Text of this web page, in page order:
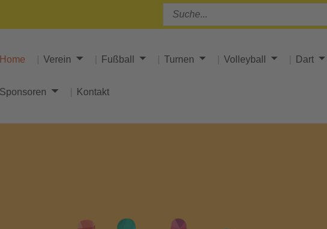
Home Verein Fußball Turnen Volleyball Dart
Sponsoren Kontakt